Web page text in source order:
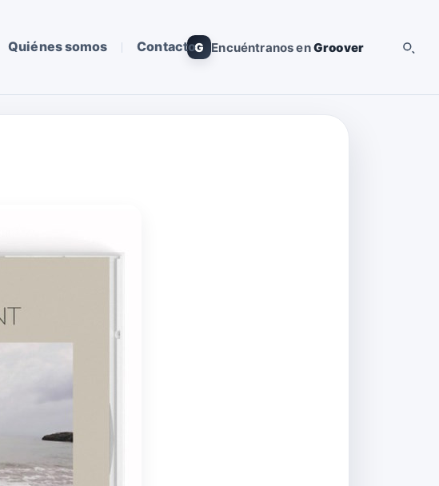
Quiénes somos ContactoG Encuéntranos enGroover